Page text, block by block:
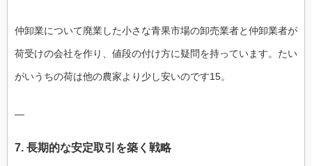
仲卸業について廃業した小さな青果市場の卸売業者と仲卸業者が
荷受けの会社を作り、値段の付け方に疑問を持っています。たい
がいうちの荷は他の農家より少し安いのです15。
—
7. 長期的な安定取引を築く戦略